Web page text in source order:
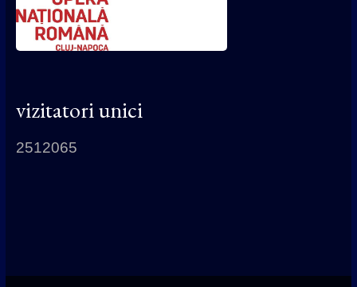
vizitatori unici
2512065